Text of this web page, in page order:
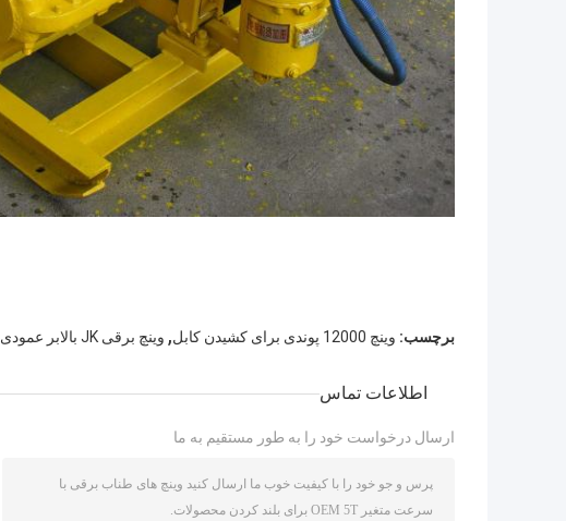
برچسب: وینچ 12000 پوندی برای کشیدن کابل , وینچ برقی JK بالابر عمودی
اطلاعات تماس
ارسال درخواست خود را به طور مستقیم به ما